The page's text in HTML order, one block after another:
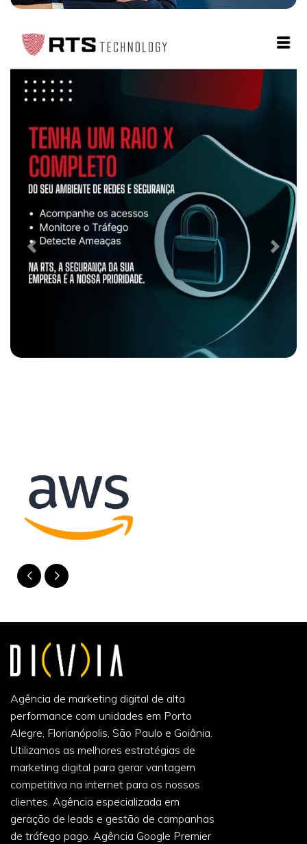
Agência de marketing digital de alta
performance com unidades em Porto
Alegre, Florianópolis, São Paulo e Goiânia.
Utilizamos as melhores estratégias de
marketing digital para gerar vantagem
competitiva na internet para os nossos
clientes. Agência especializada em
geração de leads e gestão de campanhas
de tráfego pago. Agência Google Premier